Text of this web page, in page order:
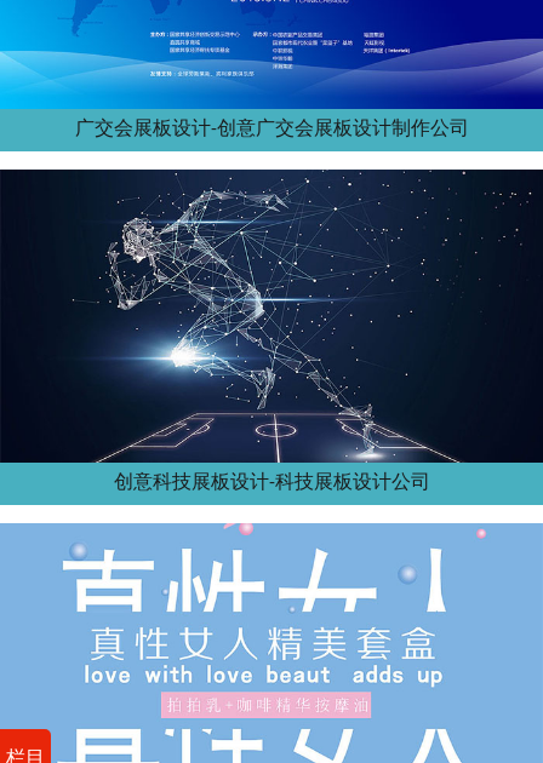
广交会展板设计-创意广交会展板设计制作公司
创意科技展板设计-科技展板设计公司